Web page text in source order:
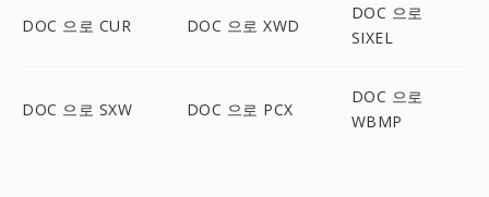
DOC 으로 CUR DOC 으로 XWD
DOC 으로
SIXEL
DOC 으로 SXW DOC 으로 PCX
DOC 으로
WBMP